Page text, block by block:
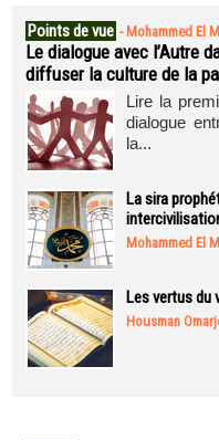
Points de vue - Mohammed El
Le dialogue avec l’Autre
diffuser la culture de la
Lire la
dialogue
la...
La sira
Mohammed El
Les vertus du
Housman